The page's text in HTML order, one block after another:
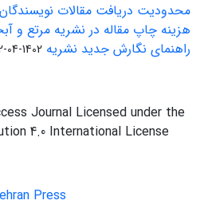
محدودیت دریافت مقالات
هزینه چاپ مقاله در نشریه مرتع و
راهنمای نگارش جدید نشریه 1402-04-22
Journal Licensed under the
4.0 International License
Press